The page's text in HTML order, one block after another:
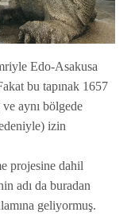
Edo-Asakusa
bu tapınak 1657
ve aynı bölgede
izin
projesine dahil
adı da buradan
geliyormuş.